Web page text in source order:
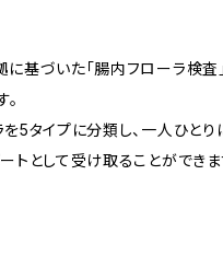
基づいた「腸内フローラ検査
5タイプに分類し、一人ひとり
トとして受け取ることができま